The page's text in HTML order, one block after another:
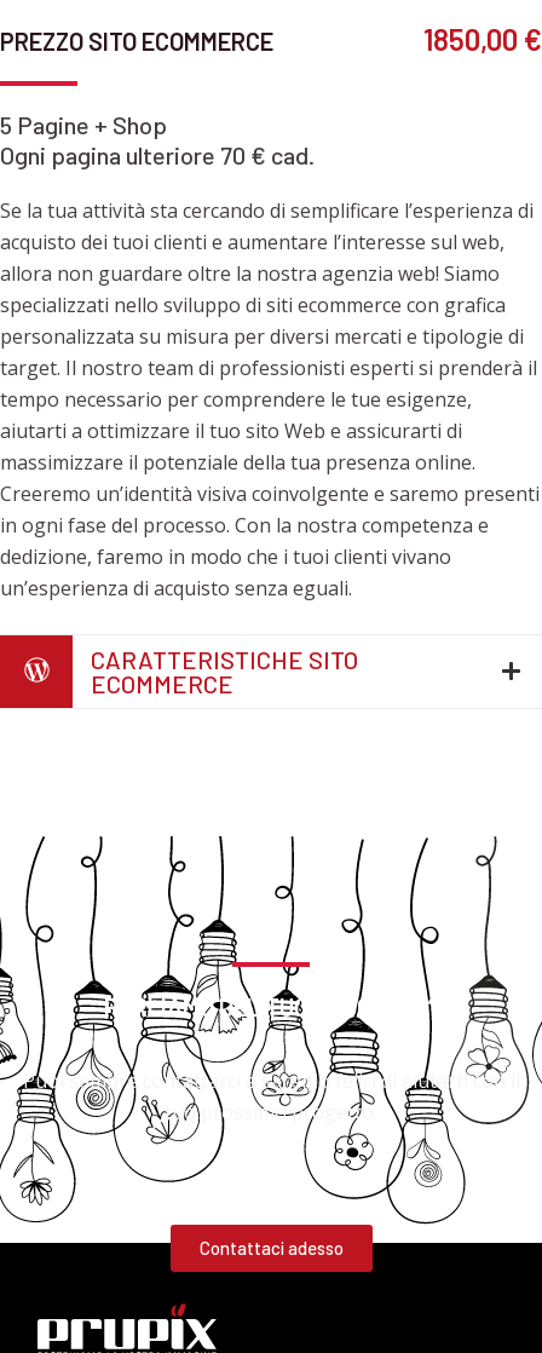
PREZZO SITO ECOMMERCE 1850,00 €
5 Pagine + Shop
Ogni pagina ulteriore 70 € cad.
Se la tua attività sta cercando di semplificare l’esperienza di
acquisto dei tuoi clienti e aumentare l’interesse sul web,
allora non guardare oltre la nostra agenzia web! Siamo
specializzati nello sviluppo di siti ecommerce con grafica
personalizzata su misura per diversi mercati e tipologie di
target. Il nostro team di professionisti esperti si prenderà il
tempo necessario per comprendere le tue esigenze,
aiutarti a ottimizzare il tuo sito Web e assicurarti di
massimizzare il potenziale della tua presenza online.
Creeremo un’identità visiva coinvolgente e saremo presenti
in ogni fase del processo. Con la nostra competenza e
dedizione, faremo in modo che i tuoi clienti vivano
un’esperienza di acquisto senza eguali.
CARATTERISTICHE SITO
ECOMMERCE
PARLIAMO DEL TUO PROGETTO?
Puoi sempre contattarci e saremo felici di aiutarti con il
tuo prossimo progetto.
Contattaci adesso